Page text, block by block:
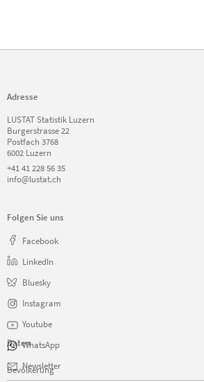
Adresse
LUSTAT Statistik Luzern
Burgerstrasse 22
Postfach 3768
6002 Luzern
+41 41 228 56 35
info@lustat.ch
Folgen Sie uns
Facebook
LinkedIn
Bluesky
Instagram
Youtube
WhatsApp
Newsletter
Daten
Navigation
überspringen
Bevölkerung